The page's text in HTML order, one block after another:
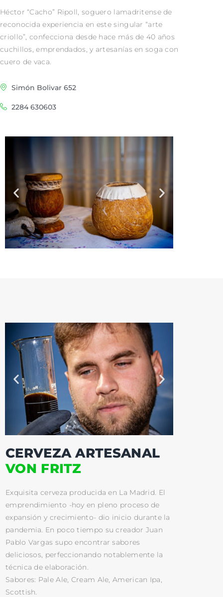
Héctor “Cacho” Ripoll, soguero lamadritense de
reconocida experiencia en este singular “arte
criollo”, confecciona desde hace más de 40 años
cuchillos, emprendados, y artesanías en soga con
cuero de vaca.
Simón Bolivar 652
2284 630603
CERVEZA ARTESANAL
VON FRITZ
Exquisita cerveza producida en La Madrid. El
emprendimiento -hoy en pleno proceso de
expansión y crecimiento- dio inicio durante la
pandemia. En poco tiempo su creador Juan
Pablo Vargas supo encontrar sabores
deliciosos, perfeccionando notablemente la
técnica de elaboración.
Sabores: Pale Ale, Cream Ale, American Ipa,
Scottish.